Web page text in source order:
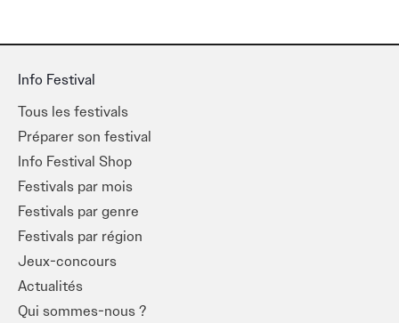
Info Festival
Tous les festivals
Préparer son festival
Info Festival Shop
Festivals par mois
Festivals par genre
Festivals par région
Jeux-concours
Actualités
Qui sommes-nous ?